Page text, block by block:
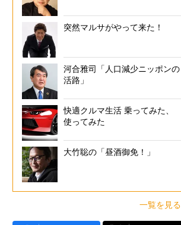
突然マルサがやって来た！
河合雅司「人口減少ニッポンの
活路」
快適クルマ生活 乗ってみた、
使ってみた
大竹聡の「昼酒御免！」
一覧を見る